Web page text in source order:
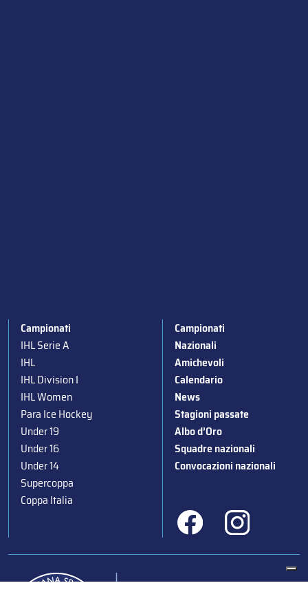
Campionati
IHL Serie A
IHL
IHL Division I
IHL Women
Para Ice Hockey
Under 19
Under 16
Under 14
Supercoppa
Coppa Italia
Campionati
Nazionali
Amichevoli
Calendario
News
Stagioni passate
Albo d’Oro
Squadre nazionali
Convocazioni nazionali